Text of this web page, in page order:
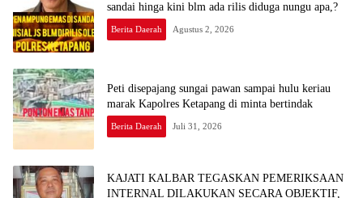
sandai hinga kini blm ada rilis diduga nungu apa,?
Berita Daerah Agustus 2, 2026
Peti disepajang sungai pawan sampai hulu keriau
marak Kapolres Ketapang di minta bertindak
Berita Daerah Juli 31, 2026
KAJATI KALBAR TEGASKAN PEMERIKSAAN
INTERNAL DILAKUKAN SECARA OBJEKTIF,